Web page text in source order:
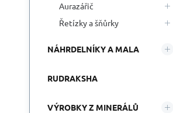
Aurazářič
Řetízky a šňůrky
NÁHRDELNÍKY A MALA
RUDRAKSHA
VÝROBKY Z MINERÁLŮ